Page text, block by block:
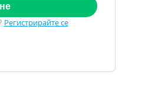
Регистрирайте се